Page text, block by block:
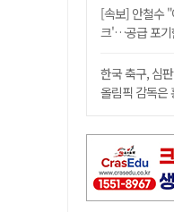
[속보] 안철수
크'…공급 포기
한국 축구, 심
올림픽 감독은